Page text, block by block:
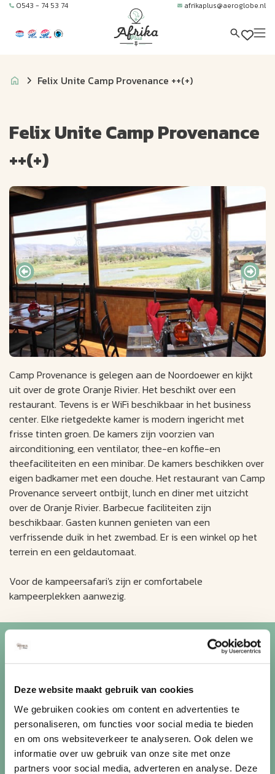
Deze website maakt gebruik van cookies
We gebruiken cookies om content en advertenties te
personaliseren, om functies voor social media te bieden
en om ons websiteverkeer te analyseren. Ook delen we
informatie over uw gebruik van onze site met onze
partners voor social media, adverteren en analyse. Deze
0543 - 74 53 74 afrikaplus@aeroglobe.nl
Felix Unite Camp Provenance ++(+)
Felix Unite Camp Provenance
++(+)
Camp Provenance is gelegen aan de Noordoewer en kijkt
uit over de grote Oranje Rivier. Het beschikt over een
restaurant. Tevens is er WiFi beschikbaar in het business
center. Elke rietgedekte kamer is modern ingericht met
frisse tinten groen. De kamers zijn voorzien van
airconditioning, een ventilator, thee-en koffie-en
theefaciliteiten en een minibar. De kamers beschikken over
eigen badkamer met een douche. Het restaurant van Camp
Provenance serveert ontbijt, lunch en diner met uitzicht
over de Oranje Rivier. Barbecue faciliteiten zijn
beschikbaar. Gasten kunnen genieten van een
verfrissende duik in het zwembad. Er is een winkel op het
terrein en een geldautomaat.
Voor de kampeersafari's zijn er comfortabele
kampeerplekken aanwezig.
Blijf op de hoogte van de
mooiste reizen
Ontvang circa 1 maal per maand onze nieuwsbrief met de
laatste aanbiedingen. U kunt zich elk moment weer
uitschrijven via de afmeldlink in de nieuwsbrief.
Aanmelden